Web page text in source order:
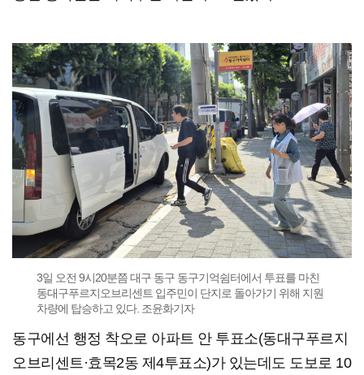
3일 오전 9시20분쯤 대구 동구 동구기억쉼터에서 투표를 마친
동대구푸르지오브리센트 입주민이 단지로 돌아가기 위해 지원
차량에 탑승하고 있다. 조윤화기자
동구에선 행정 착오로 아파트 안 투표소(동대구푸르지
오브리센트·효목2동 제4투표소)가 있는데도 도보로 10